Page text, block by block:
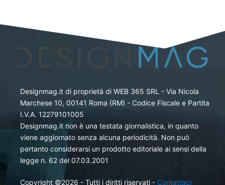
Designmag.it di proprietà di WEB 365 SRL - Via Nicola
Marchese 10, 00141 Roma (RM) - Codice Fiscale e Partita
I.V.A. 12279101005
Designmag.it non è una testata giornalistica, in quanto
viene aggiornato senza alcuna periodicità. Non può
pertanto considerarsi un prodotto editoriale ai sensi della
legge n. 62 del 07.03.2001
Copyright ©2026 - Tutti i diritti riservati - Contattaci